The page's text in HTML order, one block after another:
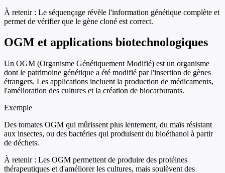
À retenir : Le séquençage révèle l'information génétique complète et
permet de vérifier que le gène cloné est correct.
OGM et applications biotechnologiques
Un OGM (Organisme Génétiquement Modifié) est un organisme
dont le patrimoine génétique a été modifié par l'insertion de gènes
étrangers. Les applications incluent la production de médicaments,
l'amélioration des cultures et la création de biocarburants.
Exemple
Des tomates OGM qui mûrissent plus lentement, du maïs résistant
aux insectes, ou des bactéries qui produisent du bioéthanol à partir
de déchets.
À retenir : Les OGM permettent de produire des protéines
thérapeutiques et d'améliorer les cultures, mais soulèvent des